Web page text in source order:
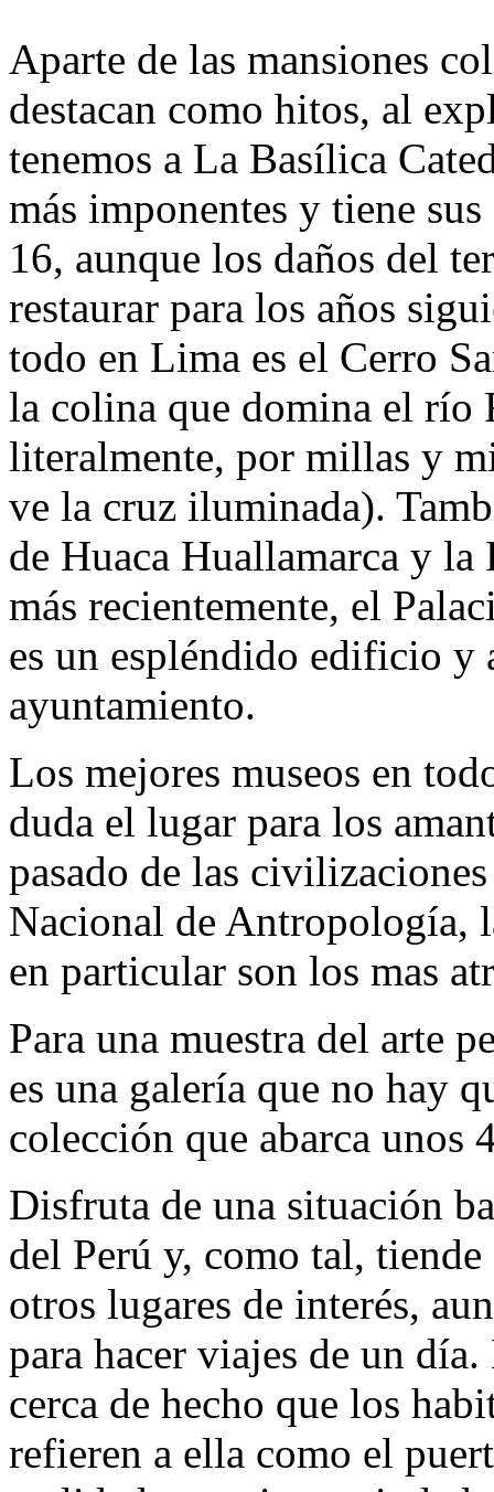
Aparte de las mansiones
destacan como hitos, al
tenemos a La Basílica
más imponentes y tiene
16, aunque los daños del
restaurar para los años
todo en Lima es el Cerro
la colina que domina el río
literalmente, por millas y
ve la cruz iluminada).
de Huaca Huallamarca y
más recientemente, el
es un espléndido edificio y
ayuntamiento.
Los mejores museos en
duda el lugar para los
pasado de las
Nacional de Antropología,
en particular son los mas
Para una muestra del arte
es una galería que no hay
colección que abarca unos
Disfruta de una situación
del Perú y, como tal, tiende
otros lugares de interés,
para hacer viajes de un
cerca de hecho que los
refieren a ella como el